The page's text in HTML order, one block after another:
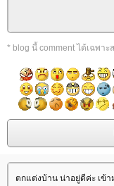
* blog นี้ comment ได้เฉพาะ
ตกแต่งบ้าน น่าอยู่ดีค่ะ เข้